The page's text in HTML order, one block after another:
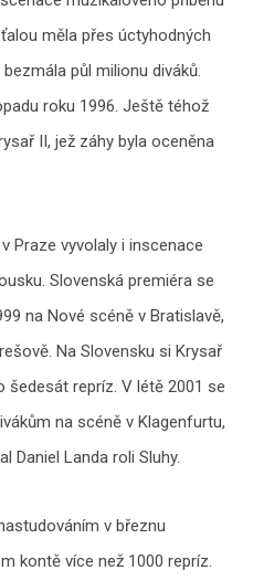
měla přes úctyhodných
půl milionu diváků.
roku 1996. Ještě téhož
II, jež záhy byla oceněna
Praze vyvolaly i inscenace
Slovenská premiéra se
na Nové scéně v Bratislavě,
Na Slovensku si Krysař
šedesát repríz. V létě 2001 se
na scéně v Klagenfurtu,
Daniel Landa roli Sluhy.
v březnu
kontě více než 1000 repríz.